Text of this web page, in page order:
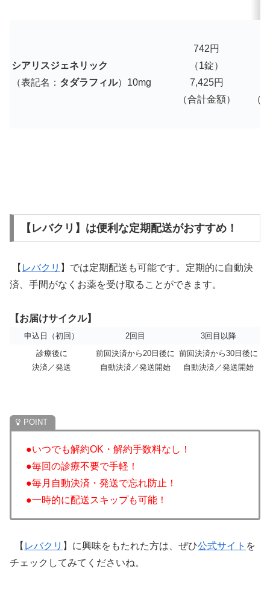
シアリスジェネリック
（表記名： タダラフィル）10mg
742円
（1錠）
7,425円
（合計金額）
（
【レバクリ】は便利な定期配送がおすすめ！
【 レバクリ 】では定期配送も可能です。定期的に自動決
済、手間がなくお薬を受け取ることができます。
【お届けサイクル】
申込日（初回） 2回目
3回目以降
診療後に
決済／発送
前回決済から20日後に
自動決済／発送開始
前回決済から30日後に
自動決済／発送開始
●いつでも解約OK・解約手数料なし！
●毎回の診療不要で手軽！
●毎月自動決済・発送で忘れ防止！
●一時的に配送スキップも可能！
【 レバクリ 】に興味をもたれた方は、ぜひ公式サイト を
チェックしてみてくださいね。